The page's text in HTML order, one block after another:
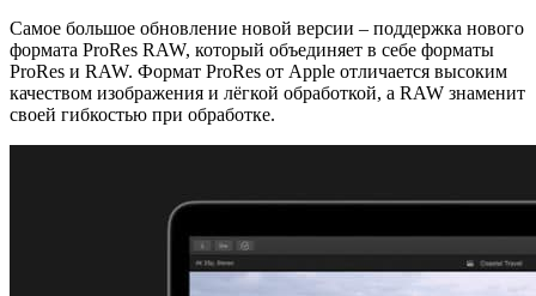
Самое большое обновление новой версии – поддержка нового
формата ProRes RAW, который объединяет в себе форматы
ProRes и RAW. Формат ProRes от Apple отличается высоким
качеством изображения и лёгкой обработкой, а RAW знаменит
своей гибкостью при обработке.